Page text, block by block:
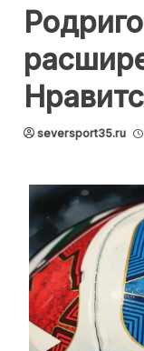
seversport35.ru